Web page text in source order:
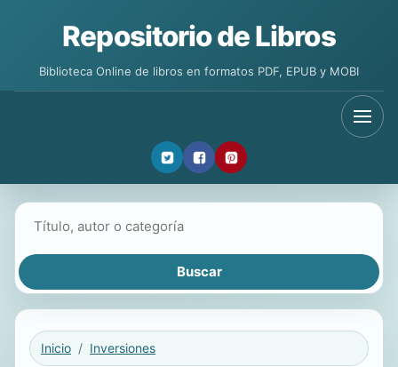
Repositorio de Libros
Biblioteca Online de libros en formatos PDF, EPUB y MOBI
Inicio Inversiones